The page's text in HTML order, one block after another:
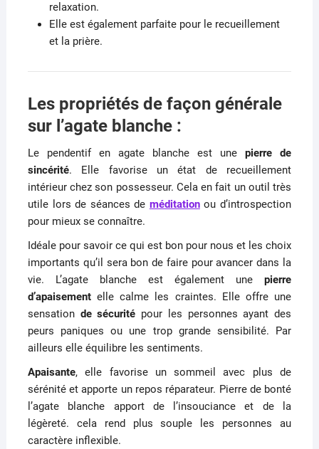
relaxation.
Elle est également parfaite pour le recueillement
et la prière.
Les propriétés de façon générale
sur l’agate blanche :
Le pendentif en agate blanche est unepierre de
sincérité. Elle favorise un état de recueillement
intérieur chez son possesseur. Cela en fait un outil très
utile lors de séances de méditationou d’introspection
pour mieux se connaître.
Idéale pour savoir ce qui est bon pour nous et les choix
importants qu’il sera bon de faire pour avancer dans la
vie. L’agate blanche est également unepierre
d’apaisementelle calme les craintes. Elle offre une
sensation de sécurité pour les personnes ayant des
peurs paniques ou une trop grande sensibilité. Par
ailleurs elle équilibre les sentiments.
Apaisante, elle favorise un sommeil avec plus de
sérénité et apporte un repos réparateur. Pierre de bonté
l’agate blanche apport de l’insouciance et de la
légèreté. cela rend plus souple les personnes au
caractère inflexible.